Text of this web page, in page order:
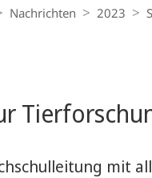
Nachrichten 2023
mit